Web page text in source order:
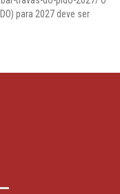
para 2027 deve ser